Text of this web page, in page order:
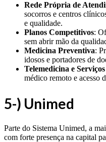
Rede Própria de
socorros e centros
e qualidade.
Planos Competitivos:
sem abrir mão da
Medicina Preventiva:
idosos e portadores de
Telemedicina e
médico remoto e acesso
5-) Unimed
Parte do Sistema Unimed, a
com forte presença na capital